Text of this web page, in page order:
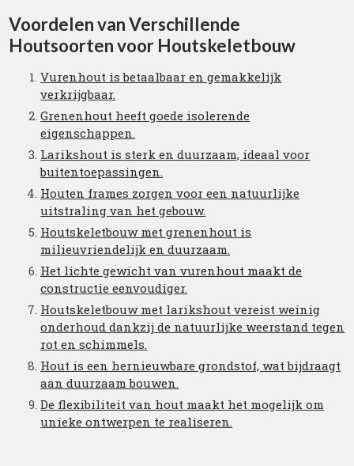
Voordelen van Verschillende
Houtsoorten voor Houtskeletbouw
Vurenhout is betaalbaar en gemakkelijk
verkrijgbaar.
Grenenhout heeft goede isolerende
eigenschappen.
Larikshout is sterk en duurzaam, ideaal voor
buitentoepassingen.
Houten frames zorgen voor een natuurlijke
uitstraling van het gebouw.
Houtskeletbouw met grenenhout is
milieuvriendelijk en duurzaam.
Het lichte gewicht van vurenhout maakt de
constructie eenvoudiger.
Houtskeletbouw met larikshout vereist weinig
onderhoud dankzij de natuurlijke weerstand tegen
rot en schimmels.
Hout is een hernieuwbare grondstof, wat bijdraagt
aan duurzaam bouwen.
De flexibiliteit van hout maakt het mogelijk om
unieke ontwerpen te realiseren.